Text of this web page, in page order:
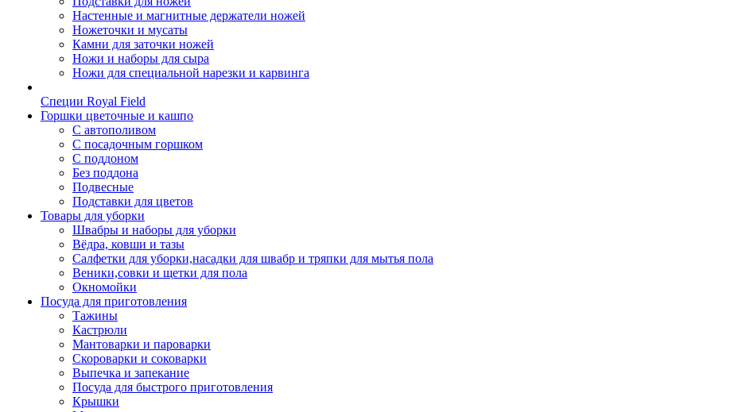
Настенные и магнитные держатели ножей
Ножеточки и мусаты
Камни для заточки ножей
Ножи и наборы для сыра
Ножи для специальной нарезки и карвинга
Специи Royal Field
Горшки цветочные и кашпо
С автополивом
С посадочным горшком
С поддоном
Без поддона
Подвесные
Подставки для цветов
Товары для уборки
Швабры и наборы для уборки
Вёдра, ковши и тазы
Салфетки для уборки,насадки для швабр и тряпки для мытья пола
Веники,совки и щетки для пола
Окномойки
Посуда для приготовления
Тажины
Кастрюли
Мантоварки и пароварки
Скороварки и соковарки
Выпечка и запекание
Посуда для быстрого приготовления
Крышки